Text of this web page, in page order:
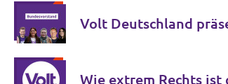
Volt Deutschland
Wie extrem Rechts ist